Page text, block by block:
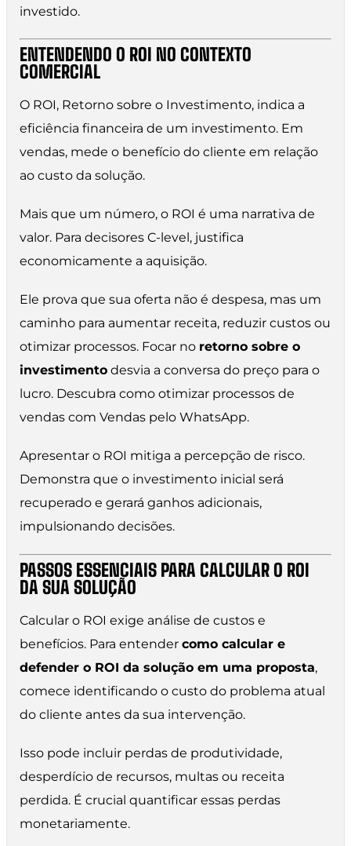
investido.
ENTENDENDO O ROI NO CONTEXTO
COMERCIAL
O ROI, Retorno sobre o Investimento, indica a
eficiência financeira de um investimento. Em
vendas, mede o benefício do cliente em relação
ao custo da solução.
Mais que um número, o ROI é uma narrativa de
valor. Para decisores C-level, justifica
economicamente a aquisição.
Ele prova que sua oferta não é despesa, mas um
caminho para aumentar receita, reduzir custos ou
otimizar processos. Focar no retorno sobre o
investimento desvia a conversa do preço para o
lucro. Descubra como otimizar processos de
vendas com Vendas pelo WhatsApp.
Apresentar o ROI mitiga a percepção de risco.
Demonstra que o investimento inicial será
recuperado e gerará ganhos adicionais,
impulsionando decisões.
PASSOS ESSENCIAIS PARA CALCULAR O ROI
DA SUA SOLUÇÃO
Calcular o ROI exige análise de custos e
benefícios. Para entender como calcular e
defender o ROI da solução em uma proposta,
comece identificando o custo do problema atual
do cliente antes da sua intervenção.
Isso pode incluir perdas de produtividade,
desperdício de recursos, multas ou receita
perdida. É crucial quantificar essas perdas
monetariamente.